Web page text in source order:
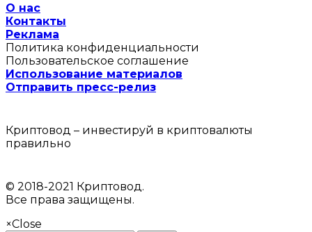
О нас
Контакты
Реклама
Политика конфиденциальности
Пользовательское соглашение
Использование материалов
Отправить пресс-релиз
Криптовод – инвестируй в криптовалюты
правильно
© 2018-2021 Криптовод.
Все права защищены.
×Close